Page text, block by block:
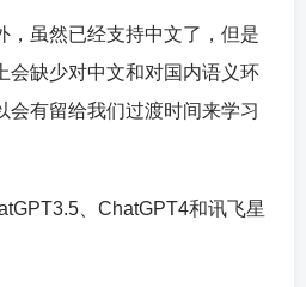
，虽然已经支持中文了，但是
会缺少对中文和对国内语义环
会有留给我们过渡时间来学习
、ChatGPT4和讯飞星